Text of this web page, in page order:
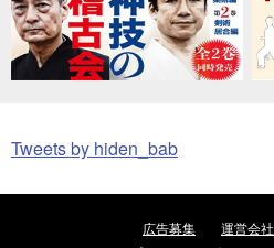
Tweets by hiden_bab
広告募集 運営会社